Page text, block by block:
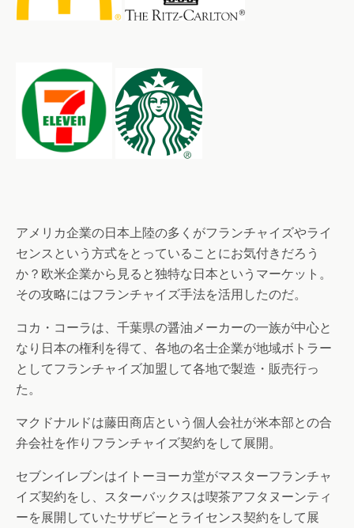
アメリカ企業の日本上陸の多くがフランチャイズやライ
センスという方式をとっていることにお気付きだろう
か？欧米企業から見ると独特な日本というマーケット。
その攻略にはフランチャイズ手法を活用したのだ。
コカ・コーラは、千葉県の醤油メーカーの一族が中心と
なり日本の権利を得て、各地の名士企業が地域ボトラー
としてフランチャイズ加盟して各地で製造・販売行っ
た。
マクドナルドは藤田商店という個人会社が米本部との合
弁会社を作りフランチャイズ契約をして展開。
セブンイレブンはイトーヨーカ堂がマスターフランチャ
イズ契約をし、スターバックスは喫茶アフタヌーンティ
ーを展開していたサザビーとライセンス契約をして展